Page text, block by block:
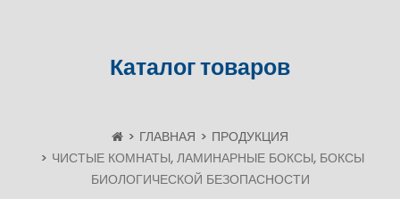
Каталог товаров
ГЛАВНАЯ
ПРОДУКЦИЯ
ЧИСТЫЕ КОМНАТЫ, ЛАМИНАРНЫЕ БОКСЫ, БОКСЫ
БИОЛОГИЧЕСКОЙ БЕЗОПАСНОСТИ